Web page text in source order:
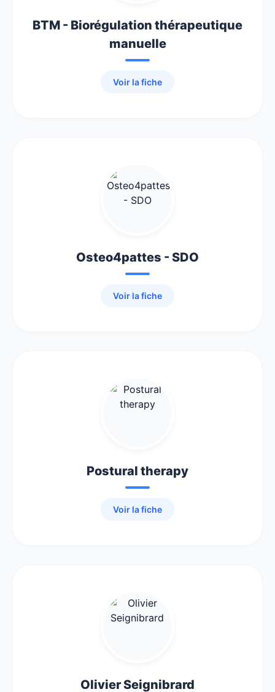
BTM - Biorégulation thérapeutique
manuelle
Voir la fiche
Osteo4pattes - SDO
Voir la fiche
Postural therapy
Voir la fiche
Olivier Seignibrard